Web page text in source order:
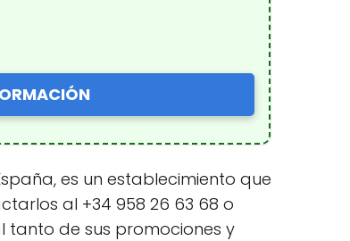
es un establecimiento que
al +34 958 26 63 68 o
de sus promociones y